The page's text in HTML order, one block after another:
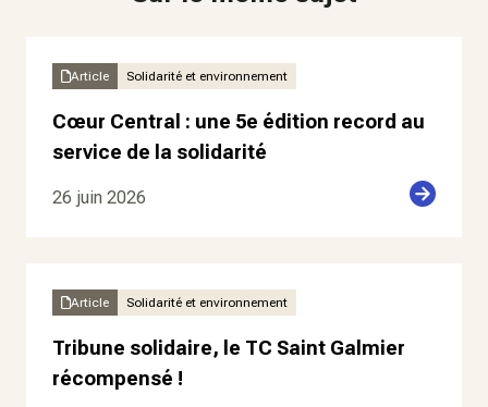
Article Solidarité et environnement
Cœur Central : une 5e édition record au
service de la solidarité
26 juin 2026
Article Solidarité et environnement
Tribune solidaire, le TC Saint Galmier
récompensé !